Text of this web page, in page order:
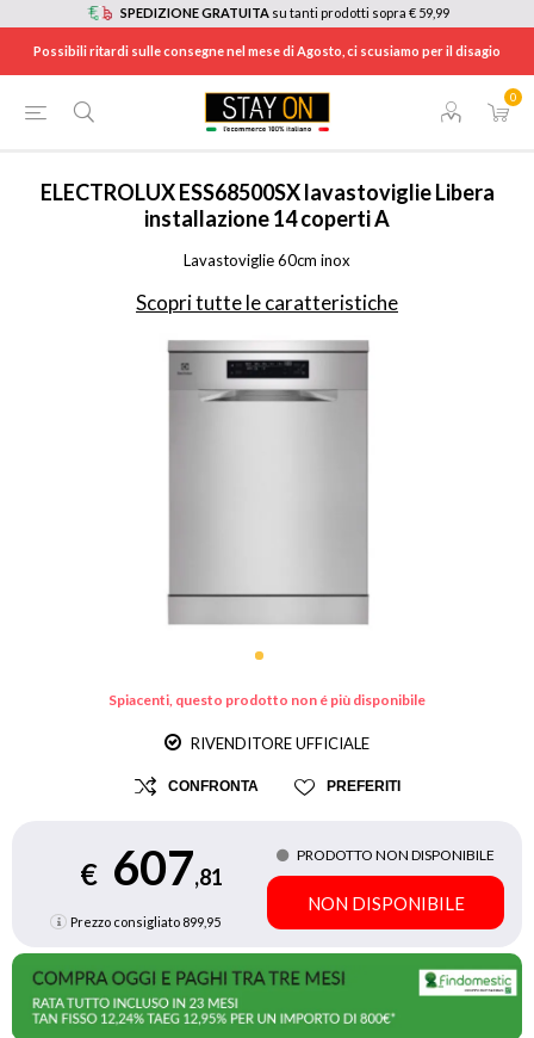
SPEDIZIONE GRATUITA su tanti prodotti sopra € 59,99
Possibili ritardi sulle consegne nel mese di Agosto, ci scusiamo per il disagio
0
HOME ELETTRODOMESTICI / GRANDI ELETTRODOMESTICI
ELECTROLUX ESS68500SX lavastoviglie Libera
installazione 14 coperti A
Lavastoviglie 60cm inox
Scopri tutte le caratteristiche
Spiacenti, questo prodotto non é più disponibile
RIVENDITORE UFFICIALE
CONFRONTA PREFERITI
€ 607,81
Prezzo consigliato 899,95
PRODOTTO NON DISPONIBILE
NON DISPONIBILE